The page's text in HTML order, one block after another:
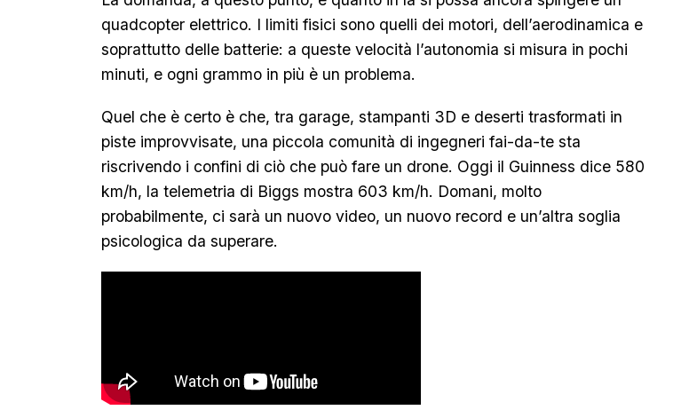
quadcopter elettrico. I limiti fisici sono quelli dei motori, dell’aerodinamica e
soprattutto delle batterie: a queste velocità l’autonomia si misura in pochi
minuti, e ogni grammo in più è un problema.
Quel che è certo è che, tra garage, stampanti 3D e deserti trasformati in
piste improvvisate, una piccola comunità di ingegneri fai-da-te sta
riscrivendo i confini di ciò che può fare un drone. Oggi il Guinness dice 580
km/h, la telemetria di Biggs mostra 603 km/h. Domani, molto
probabilmente, ci sarà un nuovo video, un nuovo record e un’altra soglia
psicologica da superare.